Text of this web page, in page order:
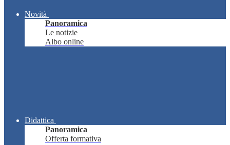
Novità
Panoramica
Le notizie
Albo online
Didattica
Panoramica
Offerta formativa